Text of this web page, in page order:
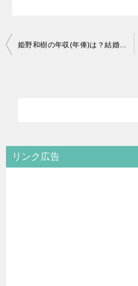
投
シ
姫野和樹の年収(年俸)は？結婚や好きなタイプが気になる！
リンク広告